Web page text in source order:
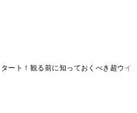
ート！観る前に知っておくべき超ウイ